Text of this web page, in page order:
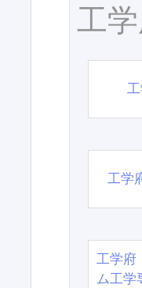
工
工学
工学
ム工学